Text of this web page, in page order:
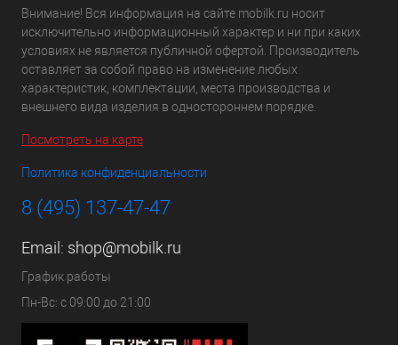
Внимание! Вся информация на сайте mobilk.ru носит
исключительно информационный характер и ни при каких
условиях не является публичной офертой. Производитель
оставляет за собой право на изменение любых
характеристик, комплектации, места производства и
внешнего вида изделия в одностороннем порядке.
Посмотреть на карте
Политика конфиденциальности
8 (495) 137-47-47
Email: shop@mobilk.ru
График работы
Пн-Вс: с 09:00 до 21:00